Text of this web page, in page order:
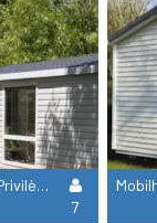
Mobilhome Loggia Privilège 26M² Premium - 2 Habitaciones + Terraza Cubierta + Tv + Lavavajilla
7